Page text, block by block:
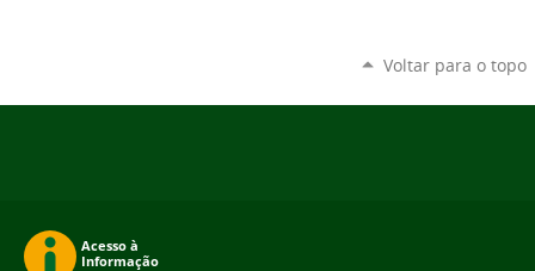
Voltar para o topo